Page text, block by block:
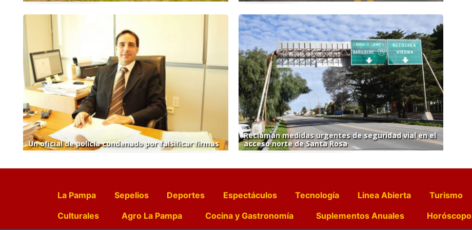
Un oficial de policía condenado por falsificar firmas
Reclaman medidas urgentes de seguridad vial en el
acceso norte de Santa Rosa
La Pampa Sepelios Deportes Espectáculos Tecnología Linea Abierta Turismo
Culturales
Agro La Pampa Cocina y Gastronomía Suplementos Anuales Horóscopo